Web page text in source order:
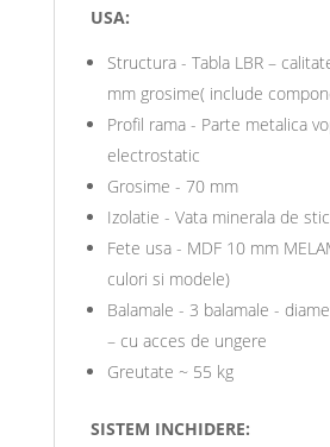
USA:
Structura - Tabla LBR –
mm grosime( include
Profil rama - Parte metalica
electrostatic
Grosime - 70 mm
Izolatie - Vata minerala de
Fete usa - MDF 10 mm
culori si modele)
Balamale - 3 balamale -
– cu acces de ungere
Greutate ~ 55 kg
SISTEM INCHIDERE: